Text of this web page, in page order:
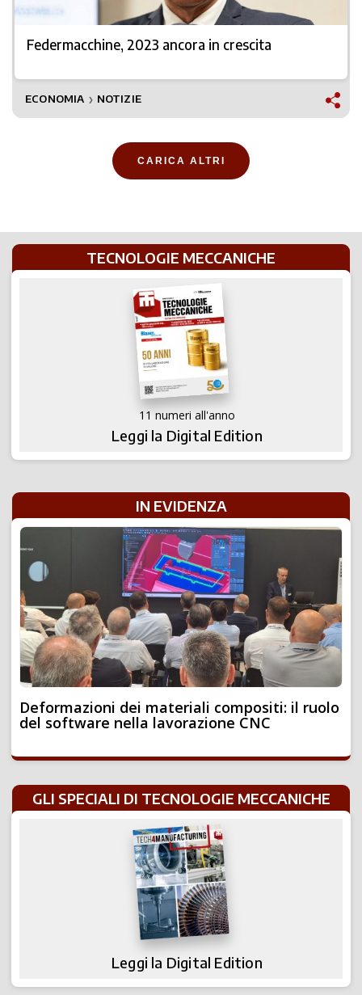
Federmacchine, 2023 ancora in crescita
ECONOMIA ❯ NOTIZIE
CARICA ALTRI
TECNOLOGIE MECCANICHE
11 numeri all'anno
Leggi la Digital Edition
IN EVIDENZA
Deformazioni dei materiali compositi: il ruolo
del software nella lavorazione CNC
GLI SPECIALI DI TECNOLOGIE MECCANICHE
Leggi la Digital Edition